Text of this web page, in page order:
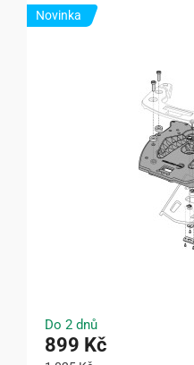
Novinka
Do 2 dnů
899 Kč